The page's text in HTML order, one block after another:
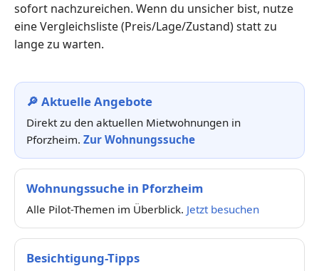
sofort nachzureichen. Wenn du unsicher bist, nutze
eine Vergleichsliste (Preis/Lage/Zustand) statt zu
lange zu warten.
🔎 Aktuelle Angebote
Direkt zu den aktuellen Mietwohnungen in
Pforzheim. Zur Wohnungssuche
Wohnungssuche in Pforzheim
Alle Pilot-Themen im Überblick. Jetzt besuchen
Besichtigung-Tipps